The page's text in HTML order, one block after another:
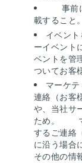
事前
載すること。
イベン
ーイベン
ベントを管
ついてお客
マーケ
連絡（お客
や、当社サ
ため。
するご連絡
に沿う場合
その他の情